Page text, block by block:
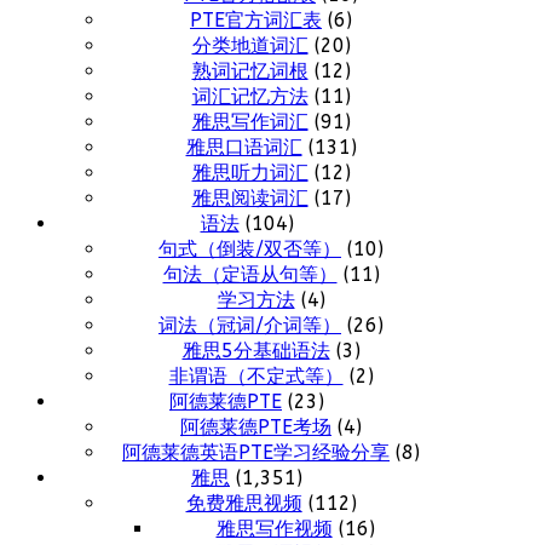
PTE官方词汇表 (6)
分类地道词汇 (20)
熟词记忆词根 (12)
词汇记忆方法(11)
雅思写作词汇 (91)
雅思口语词汇 (131)
雅思听力词汇 (12)
雅思阅读词汇 (17)
语法(104)
句式（倒装/双否等）
(10)
句法（定语从句等）
(11)
学习方法(4)
词法（冠词/介词等）
(26)
雅思5分基础语法(3)
非谓语（不定式等）
(2)
阿德莱德PTE (23)
阿德莱德PTE考场 (4)
阿德莱德英语PTE学习经验分享 (8)
雅思 (1,351)
免费雅思视频 (112)
雅思写作视频 (16)